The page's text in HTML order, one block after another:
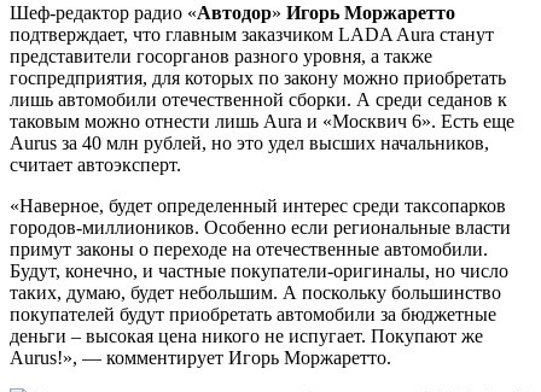
Шеф-редактор радио «Автодор» Игорь Моржаретто
подтверждает, что главным заказчиком LADA Aura станут
представители госорганов разного уровня, а также
госпредприятия, для которых по закону можно приобретать
лишь автомобили отечественной сборки. А среди седанов к
таковым можно отнести лишь Aura и «Москвич 6». Есть еще
Aurus за 40 млн рублей, но это удел высших начальников,
считает автоэксперт.
«Наверное, будет определенный интерес среди таксопарков
городов-миллиоников. Особенно если региональные власти
примут законы о переходе на отечественные автомобили.
Будут, конечно, и частные покупатели-оригиналы, но число
таких, думаю, будет небольшим. А поскольку большинство
покупателей будут приобретать автомобили за бюджетные
деньги – высокая цена никого не испугает. Покупают же
Aurus!», — комментирует Игорь Моржаретто.